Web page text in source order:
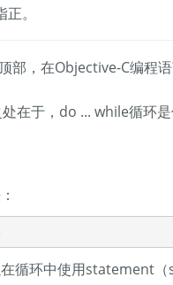
。
部，在Objective-C编程
在于，do ... while循环是
循环中使用statement（